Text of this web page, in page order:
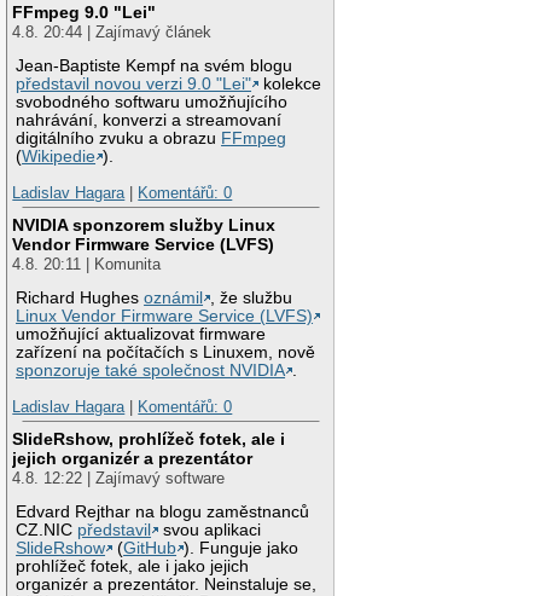
FFmpeg 9.0 "Lei"
4.8. 20:44 | Zajímavý článek
Jean-Baptiste Kempf na svém blogu
představil novou verzi 9.0 "Lei"
kolekce
svobodného softwaru umožňujícího
nahrávání, konverzi a streamovaní
digitálního zvuku a obrazu FFmpeg
(Wikipedie ).
Ladislav Hagara| Komentářů: 0
NVIDIA sponzorem služby Linux
Vendor Firmware Service (LVFS)
4.8. 20:11 | Komunita
Richard Hughesoznámil
, že službu
Linux Vendor Firmware Service (LVFS)
umožňující aktualizovat firmware
zařízení na počítačích s Linuxem, nově
sponzoruje také společnost NVIDIA .
Ladislav Hagara| Komentářů: 0
SlideRshow, prohlížeč fotek, ale i
jejich organizér a prezentátor
4.8. 12:22 | Zajímavý software
Edvard Rejthar na blogu zaměstnanců
CZ.NIC představil
svou aplikaci
SlideRshow
(GitHub ). Funguje jako
prohlížeč fotek, ale i jako jejich
organizér a prezentátor. Neinstaluje se,